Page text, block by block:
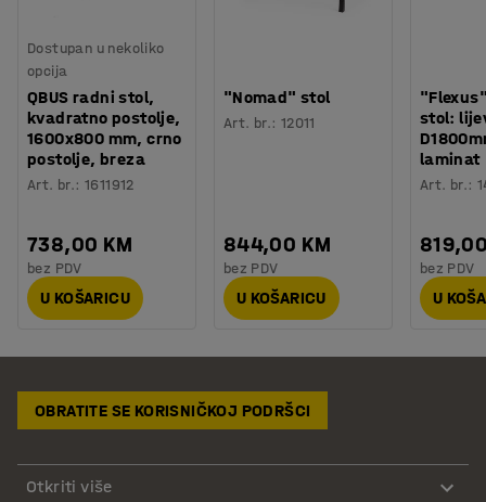
Dostupan u nekoliko
opcija
QBUS radni stol,
kvadratno postolje,
1600x800 mm, crno
postolje, breza
Art. br.:1611912
738,00 KM
bez PDV
U KOŠARICU
"Nomad" stol
Art. br.: 12011
844,00 KM
bez PDV
U KOŠARICU
stol:
laminat
Art. br.:
bez PDV
U
OBRATITE SE KORISNIČKOJ PODRŠCI
Otkriti više